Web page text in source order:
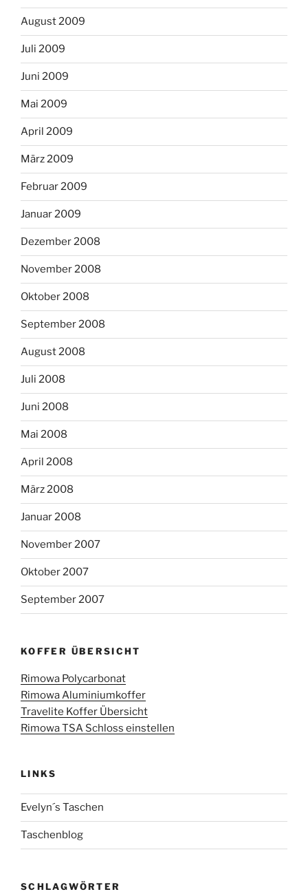
August 2009
Juli 2009
Juni 2009
Mai 2009
April 2009
März 2009
Februar 2009
Januar 2009
Dezember 2008
November 2008
Oktober 2008
September 2008
August 2008
Juli 2008
Juni 2008
Mai 2008
April 2008
März 2008
Januar 2008
November 2007
Oktober 2007
September 2007
KOFFER ÜBERSICHT
Rimowa Polycarbonat
Rimowa Aluminiumkoffer
Travelite Koffer Übersicht
Rimowa TSA Schloss einstellen
LINKS
Evelyn´s Taschen
Taschenblog
SCHLAGWÖRTER